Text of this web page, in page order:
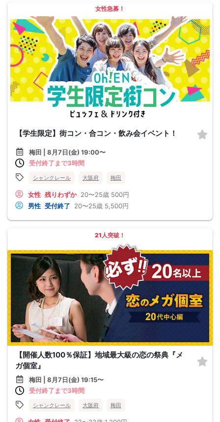
女性急募！
【学生限定】街コン・合コン・飲み会イベント！
梅田 | 8月7日(金) 19:00〜
受付終了まで3時間
シャンクレール 大阪府 梅田
女性 残りわずか 20〜25歳 500円
男性 受付終了 20〜25歳 5,500円
21人突破！
【開催人数100％保証】地域最大級の恋の祭典『メ
ガ個室』
梅田 | 8月7日(金) 19:15〜
受付終了まで3時間
シャンクレール 大阪府 梅田